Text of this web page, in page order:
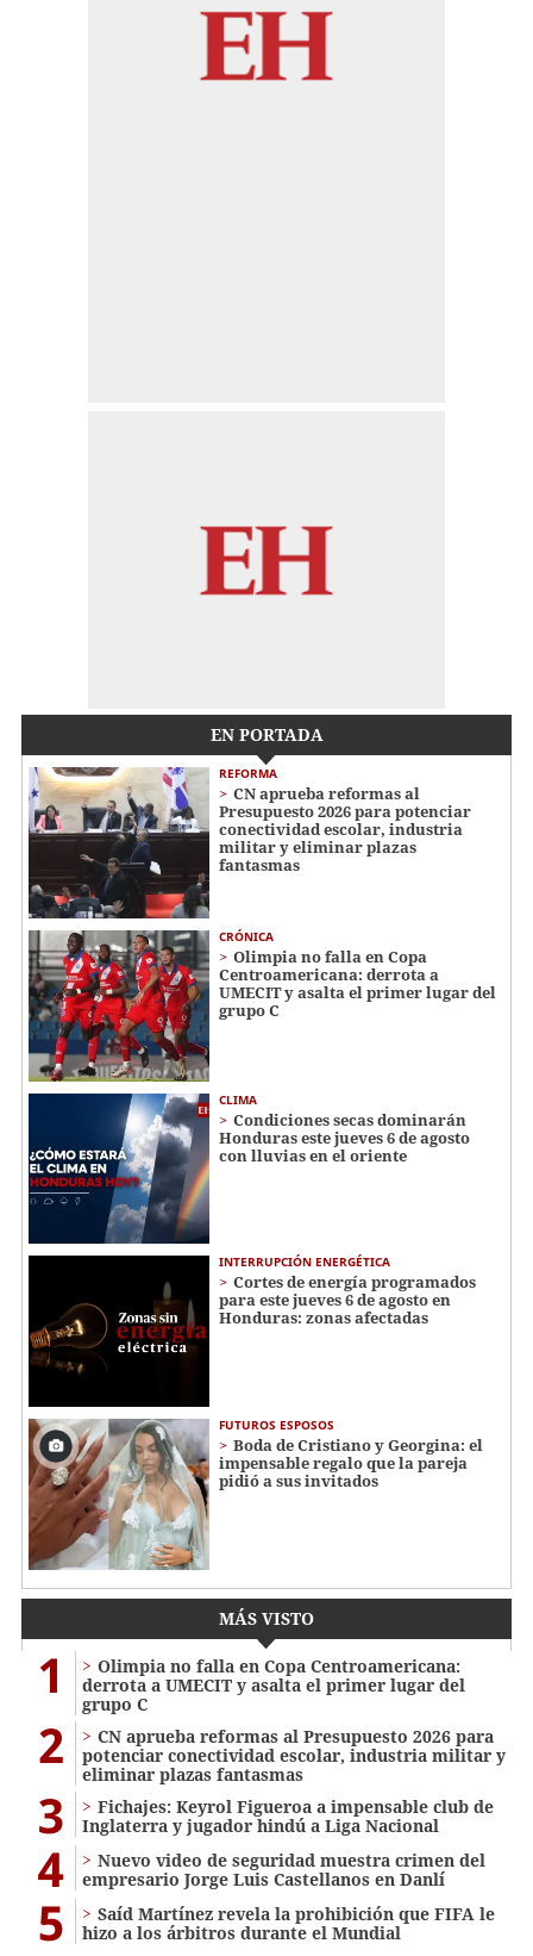
EN PORTADA
REFORMA
CN aprueba reformas al
Presupuesto 2026 para potenciar
conectividad escolar, industria
militar y eliminar plazas
fantasmas
CRÓNICA
Olimpia no falla en Copa
Centroamericana: derrota a
UMECIT y asalta el primer lugar del
grupo C
CLIMA
Condiciones secas dominarán
Honduras este jueves 6 de agosto
con lluvias en el oriente
INTERRUPCIÓN ENERGÉTICA
Cortes de energía programados
para este jueves 6 de agosto en
Honduras: zonas afectadas
FUTUROS ESPOSOS
Boda de Cristiano y Georgina: el
impensable regalo que la pareja
pidió a sus invitados
MÁS VISTO
1
Olimpia no falla en Copa Centroamericana:
derrota a UMECIT y asalta el primer lugar del
grupo C
2
CN aprueba reformas al Presupuesto 2026 para
potenciar conectividad escolar, industria militar y
eliminar plazas fantasmas
3
Fichajes: Keyrol Figueroa a impensable club de
Inglaterra y jugador hindú a Liga Nacional
4
Nuevo video de seguridad muestra crimen del
empresario Jorge Luis Castellanos en Danlí
5
Saíd Martínez revela la prohibición que FIFA le
hizo a los árbitros durante el Mundial